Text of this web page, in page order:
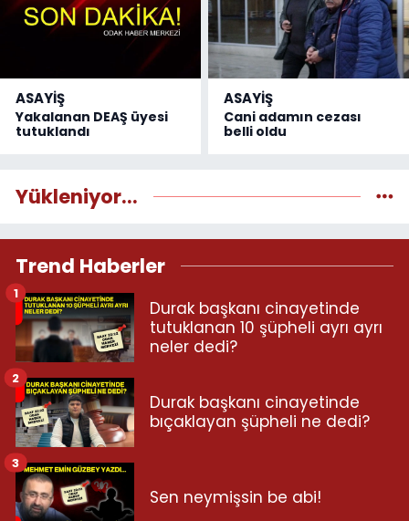
ASAYİŞ
Yakalanan DEAŞ üyesi
tutuklandı
ASAYİŞ
Cani adamın cezası
belli oldu
Yükleniyor...
Trend Haberler
Durak başkanı cinayetinde
tutuklanan 10 şüpheli ayrı ayrı
neler dedi?
1
Durak başkanı cinayetinde
bıçaklayan şüpheli ne dedi?
2
Sen neymişsin be abi!
3